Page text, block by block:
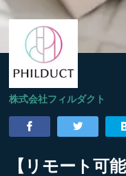
株式会社フィルダクト
【リモート可